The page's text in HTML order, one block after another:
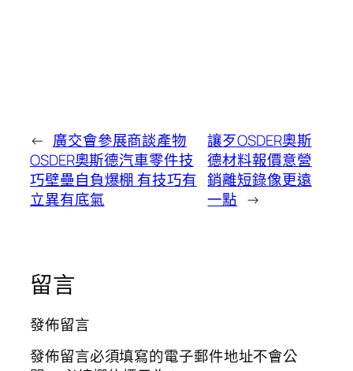
← 廣交會參展商談產物
OSDER奧斯德汽車零件技
巧壁壘自負爆棚 有技巧有
立異有底氣
讓歹OSDER奧斯
德材料報價意營
銷離短錄像更遠
一點 →
留言
發佈留言
發佈留言必須填寫的電子郵件地址不會公